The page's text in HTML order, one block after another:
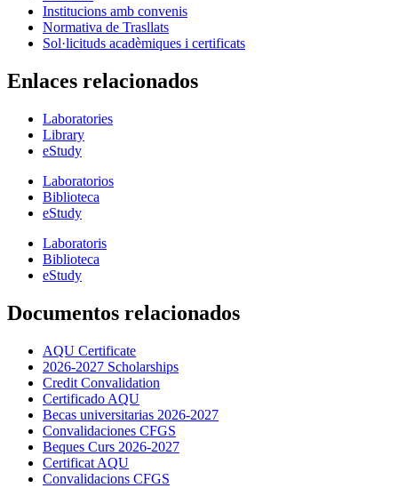
Institucions amb convenis
Normativa de Trasllats
Sol·licituds acadèmiques i certificats
Enlaces relacionados
Laboratories
Library
eStudy
Laboratorios
Biblioteca
eStudy
Laboratoris
Biblioteca
eStudy
Documentos relacionados
AQU Certificate
2026-2027 Scholarships
Credit Convalidation
Certificado AQU
Becas universitarias 2026-2027
Convalidaciones CFGS
Beques Curs 2026-2027
Certificat AQU
Convalidacions CFGS